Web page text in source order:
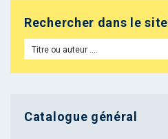
Rechercher dans le site
Catalogue général